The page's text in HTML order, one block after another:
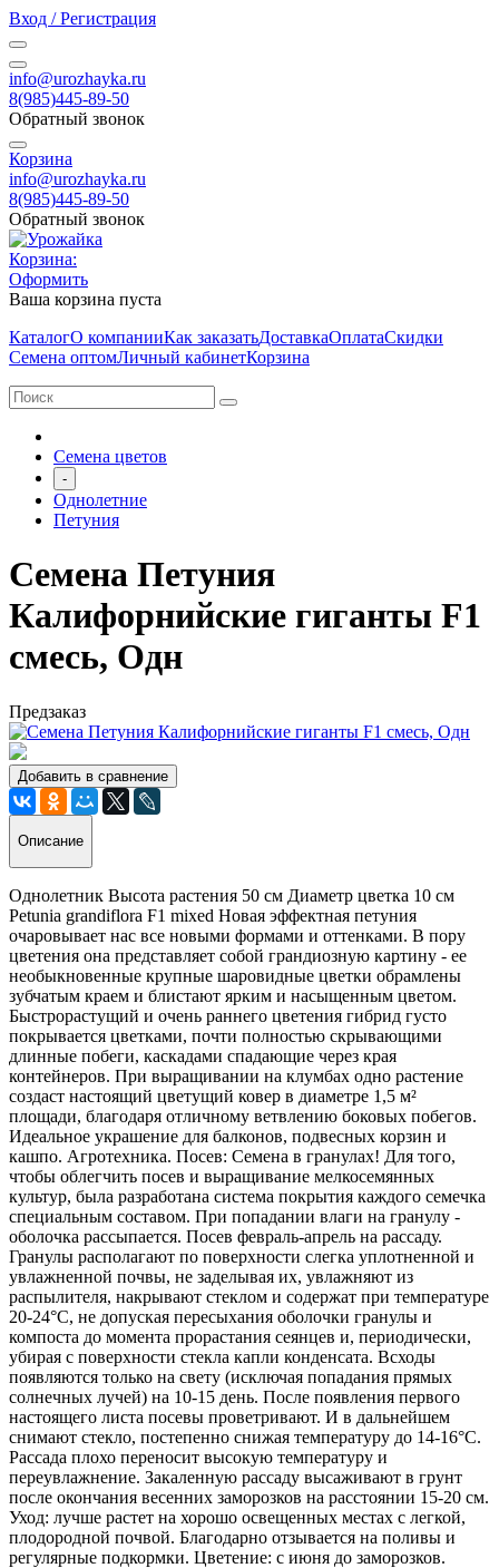
Вход / Регистрация
info@urozhayka.ru
8(985)445-89-50
Обратный звонок
Корзина
info@urozhayka.ru
8(985)445-89-50
Обратный звонок
Корзина:
Оформить
Ваша корзина пуста
КаталогО компанииКак заказатьДоставкаОплатаСкидки
Семена оптомЛичный кабинетКорзина
Семена цветов
-
Однолетние
Петуния
Семена Петуния
Калифорнийские гиганты F1
смесь, Одн
Предзаказ
Добавить в сравнение
Описание
Однолетник Высота растения 50 см Диаметр цветка 10 см
Petunia grandiflora F1 mixed Новая эффектная петуния
очаровывает нас все новыми формами и оттенками. В пору
цветения она представляет собой грандиозную картину - ее
необыкновенные крупные шаровидные цветки обрамлены
зубчатым краем и блистают ярким и насыщенным цветом.
Быстрорастущий и очень раннего цветения гибрид густо
покрывается цветками, почти полностью скрывающими
длинные побеги, каскадами спадающие через края
контейнеров. При выращивании на клумбах одно растение
создаст настоящий цветущий ковер в диаметре 1,5 м²
площади, благодаря отличному ветвлению боковых побегов.
Идеальное украшение для балконов, подвесных корзин и
кашпо. Агротехника. Посев: Семена в гранулах! Для того,
чтобы облегчить посев и выращивание мелкосемянных
культур, была разработана система покрытия каждого семечка
специальным составом. При попадании влаги на гранулу -
оболочка рассыпается. Посев февраль-апрель на рассаду.
Гранулы располагают по поверхности слегка уплотненной и
увлажненной почвы, не заделывая их, увлажняют из
распылителя, накрывают стеклом и содержат при температуре
20-24°С, не допуская пересыхания оболочки гранулы и
компоста до момента прорастания сеянцев и, периодически,
убирая с поверхности стекла капли конденсата. Всходы
появляются только на свету (исключая попадания прямых
солнечных лучей) на 10-15 день. После появления первого
настоящего листа посевы проветривают. И в дальнейшем
снимают стекло, постепенно снижая температуру до 14-16°С.
Рассада плохо переносит высокую температуру и
переувлажнение. Закаленную рассаду высаживают в грунт
после окончания весенних заморозков на расстоянии 15-20 см.
Уход: лучше растет на хорошо освещенных местах с легкой,
плодородной почвой. Благодарно отзывается на поливы и
регулярные подкормки. Цветение: с июня до заморозков.